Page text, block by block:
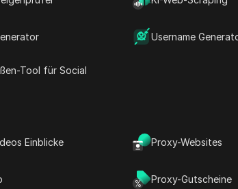
Username
Tool für Social
Einblicke Proxy-Websites
Proxy-Gutscheine
Login von einem neuen
tagelang von wichtigen
ist nicht nur der
desChatGPT-Account-
Woche dauern können und
oder
eines Profils schnell
Lösung: eine E-Mail schicken,